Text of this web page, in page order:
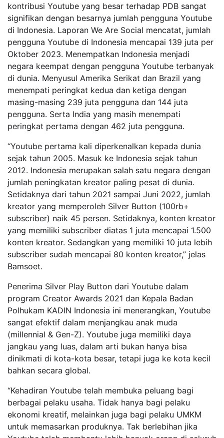
kontribusi Youtube yang besar terhadap PDB sangat
signifikan dengan besarnya jumlah pengguna Youtube
di Indonesia. Laporan We Are Social mencatat, jumlah
pengguna Youtube di Indonesia mencapai 139 juta per
Oktober 2023. Menempatkan Indonesia menjadi
negara keempat dengan pengguna Youtube terbanyak
di dunia. Menyusul Amerika Serikat dan Brazil yang
menempati peringkat kedua dan ketiga dengan
masing-masing 239 juta pengguna dan 144 juta
pengguna. Serta India yang masih menempati
peringkat pertama dengan 462 juta pengguna.
“Youtube pertama kali diperkenalkan kepada dunia
sejak tahun 2005. Masuk ke Indonesia sejak tahun
2012. Indonesia merupakan salah satu negara dengan
jumlah peningkatan kreator paling pesat di dunia.
Setidaknya dari tahun 2021 sampai Juni 2022, jumlah
kreator yang memperoleh Silver Button (100rb+
subscriber) naik 45 persen. Setidaknya, konten kreator
yang memiliki subscriber diatas 1 juta mencapai 1.500
konten kreator. Sedangkan yang memiliki 10 juta lebih
subscriber sudah mencapai 80 konten kreator,” jelas
Bamsoet.
Penerima Silver Play Button dari Youtube dalam
program Creator Awards 2021 dan Kepala Badan
Polhukam KADIN Indonesia ini menerangkan, Youtube
sangat efektif dalam menjangkau anak muda
(millennial & Gen-Z). Youtube juga memiliki daya
jangkau yang luas, dalam arti bukan hanya bisa
dinikmati di kota-kota besar, tetapi juga ke kota kecil
bahkan secara global.
“Kehadiran Youtube telah membuka peluang bagi
berbagai pelaku usaha. Tidak hanya bagi pelaku
ekonomi kreatif, melainkan juga bagi pelaku UMKM
untuk memasarkan produknya. Tak berlebihan jika